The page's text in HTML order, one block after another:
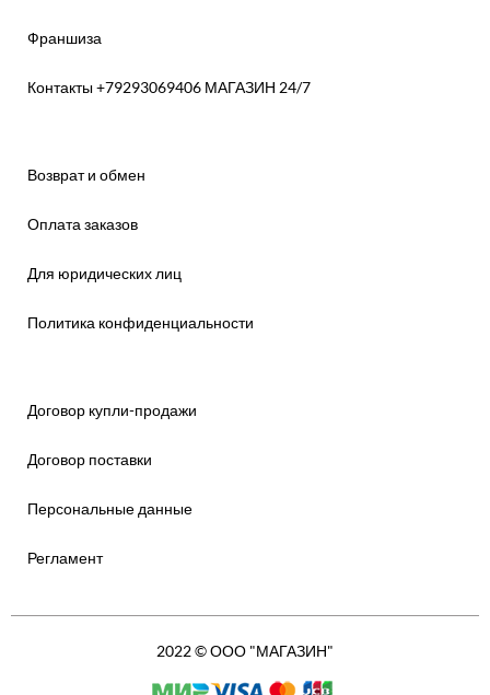
Франшиза
Контакты +79293069406 МАГАЗИН 24/7
Возврат и обмен
Оплата заказов
Для юридических лиц
Политика конфиденциальности
Договор купли-продажи
Договор поставки
Персональные данные
Регламент
2022 © ООО "МАГАЗИН"